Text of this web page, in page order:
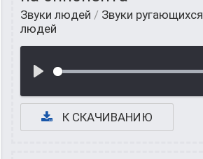
Звуки людей / Звуки ругающихся
людей
К СКАЧИВАНИЮ